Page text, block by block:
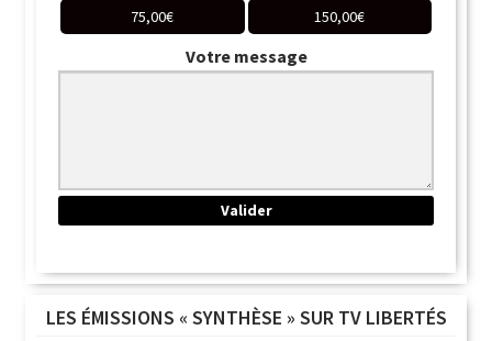
75,00€ 150,00€
Votre message
LES ÉMISSIONS « SYNTHÈSE » SUR TV LIBERTÉS